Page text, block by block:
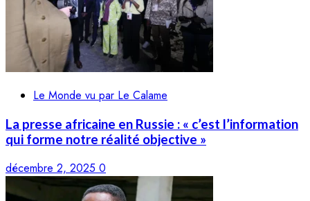
Le Monde vu par Le Calame
La presse africaine en Russie : « c’est l’information
qui forme notre réalité objective »
décembre 2, 2025 0